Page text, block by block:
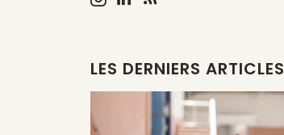
LES DERNIERS ARTICLES